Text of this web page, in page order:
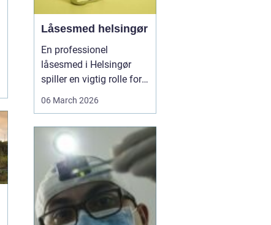
Låsesmed helsingør
En professionel
låsesmed i Helsingør
spiller en vigtig rolle for
både private og erhverv,
sikkerheden skal
opgraderes. I en by med
mange ældre
ejendomme,
sommerhuse og
moderne boliger er der
06 March 2026